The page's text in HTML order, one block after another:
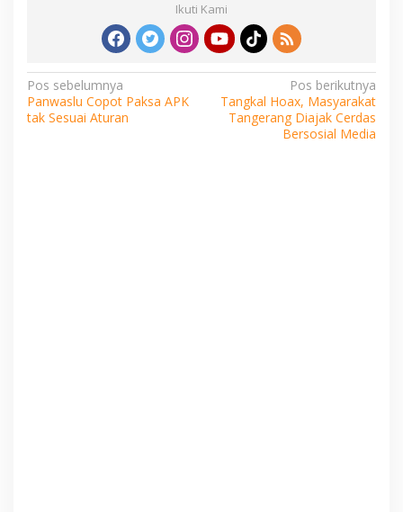
Ikuti Kami
Navigasi
pos
Pos sebelumnya
Panwaslu Copot Paksa APK
tak Sesuai Aturan
Pos berikutnya
Tangkal Hoax, Masyarakat
Tangerang Diajak Cerdas
Bersosial Media